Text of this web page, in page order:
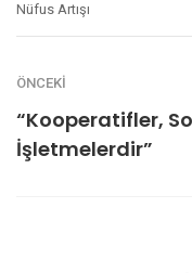
Nüfus Artışı
ÖNCEKI
“Kooperatifler,
İşletmelerdir”